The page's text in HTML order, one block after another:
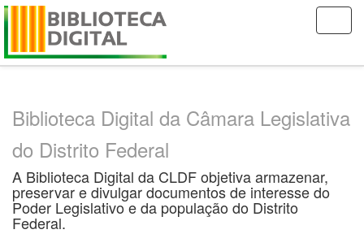
Skip
Biblioteca Digital da Câmara Legislativa
do Distrito Federal
A Biblioteca Digital da CLDF objetiva armazenar,
preservar e divulgar documentos de interesse do
Poder Legislativo e da população do Distrito
Federal.